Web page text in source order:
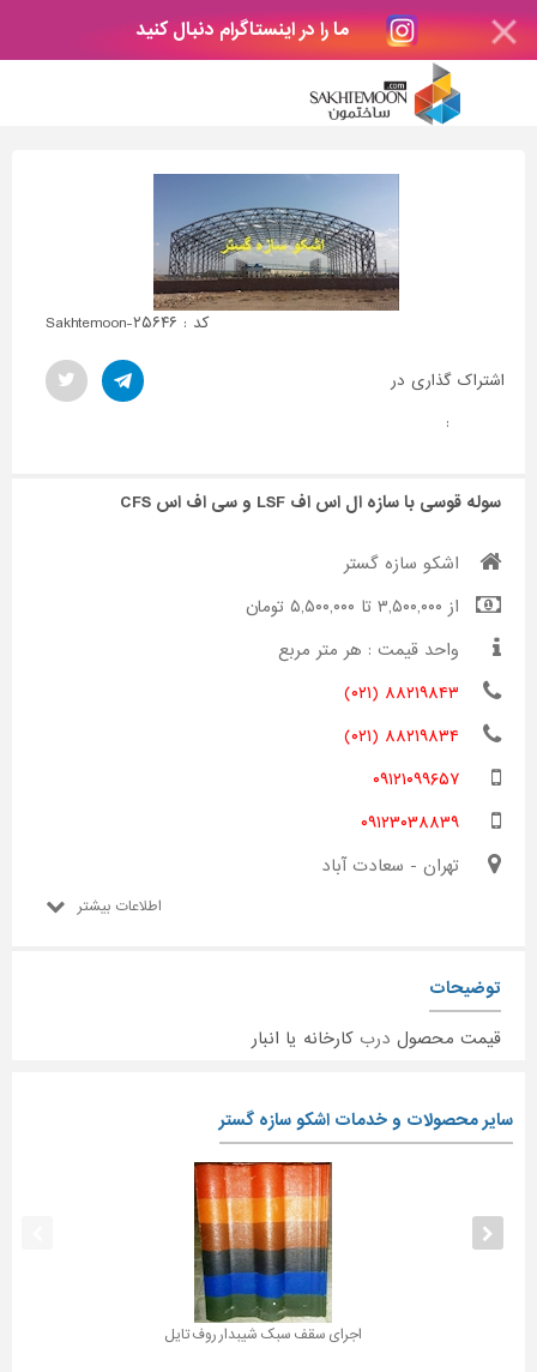
ما را در اینستاگرام دنبال کنید
کد : Sakhtemoon-۲۵۶۴۶
اشتراک گذاری در
:
سوله قوسی با سازه ال اس اف LSF و سی اف اس CFS
اشکو سازه گستر
از ۳,۵۰۰,۰۰۰ تا ۵,۵۰۰,۰۰۰ تومان
واحد قیمت : هر متر مربع
۸۸۲۱۹۸۴۳ (۰۲۱)
۸۸۲۱۹۸۳۴ (۰۲۱)
۰۹۱۲۱۰۹۹۶۵۷
۰۹۱۲۳۰۳۸۸۳۹
تهران - سعادت آباد
اطلاعات بیشتر
توضیحات
قیمت محصول درب کارخانه یا انبار
سایر محصولات و خدمات اشکو سازه گستر
اجرای سقف سبک شیبدار روف تایل